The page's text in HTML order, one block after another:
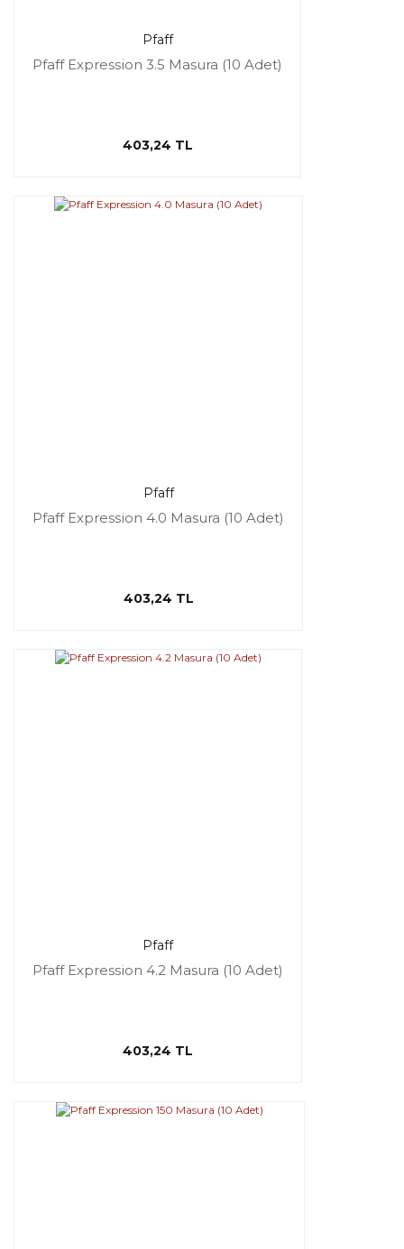
Pfaff
Pfaff Expression 3.5 Masura (10 Adet)
403,24 TL
Pfaff
Pfaff Expression 4.0 Masura (10 Adet)
403,24 TL
Pfaff
Pfaff Expression 4.2 Masura (10 Adet)
403,24 TL